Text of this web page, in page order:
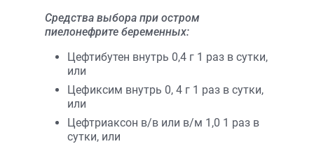
Средства выбора при остром
пиелонефрите беременных:
Цефтибутен внутрь 0,4 г 1 раз в сутки,
или
Цефиксим внутрь 0, 4 г 1 раз в сутки,
или
Цефтриаксон в/в или в/м 1,0 1 раз в
сутки, или